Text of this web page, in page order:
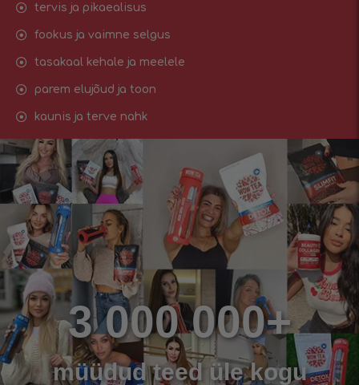
tervis ja pikaealisus
fookus ja vaimne selgus
tasakaal kehale ja meelele
parem elujõud ja toon
kaunis ja terve nahk
3 000 000+
müüdud teed üle kogu